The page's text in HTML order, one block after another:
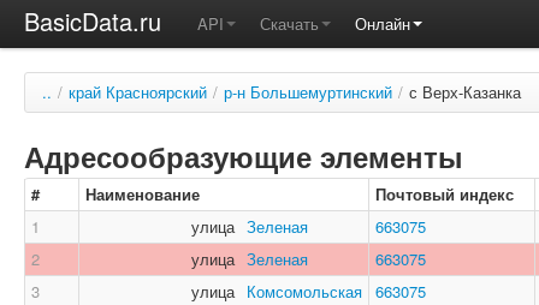
BasicData.ru API Скачать Онлайн
.. / край Красноярский / р-н Большемуртинский / с Верх-Казанка
Адресообразующие элементы
# Наименование
Почтовый индекс
1
улица Зеленая
663075
2
улица Зеленая
663075
3
улица Комсомольская 663075